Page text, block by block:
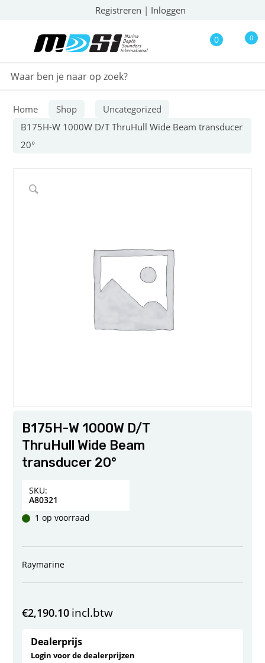
Registreren | Inloggen
0 0
Home Shop
Uncategorized
B175H-W 1000W D/T ThruHull Wide Beam transducer
20°
B175H-W 1000W D/T
ThruHull Wide Beam
transducer 20°
SKU:
A80321
1 op voorraad
Raymarine
€2,190.10 incl.btw
Dealerprijs
Login voor de dealerprijzen